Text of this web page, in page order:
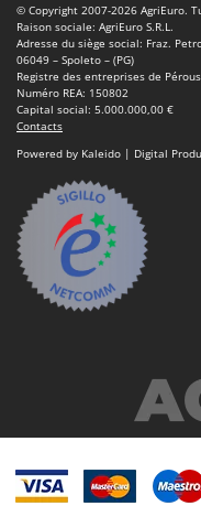
© Copyright 2007-2026 AgriEuro.
Raison sociale: AgriEuro S.R.L.
Adresse du siège social: Fraz.
06049 – Spoleto – (PG)
Registre des entreprises de
Numéro REA: 150802
Capital social: 5.000.000,00 €
Contacts
Powered by Kaleido | Digital